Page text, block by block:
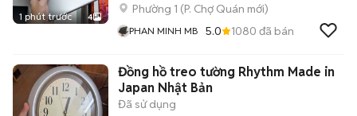
1 phút trước 4
Phường 1 (P. Chợ Quán mới)
PHAN MINH MB 5.0 1080 đã bán
Đồng hồ treo tường Rhythm Made in
Japan Nhật Bản
Đã sử dụng